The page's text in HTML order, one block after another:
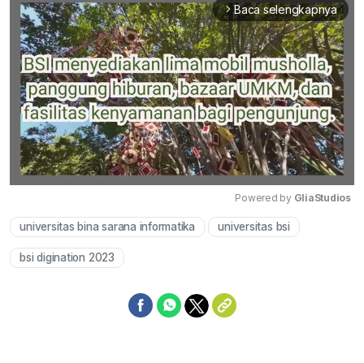
arrow_forward_ios Baca selengkapnya
Mute
Powered by GliaStudios
universitas bina sarana informatika universitas bsi
bsi digination 2023